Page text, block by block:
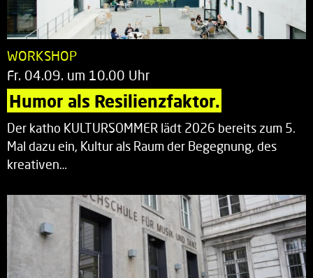
WORKSHOP
Fr. 04.09. um 10.00 Uhr
Humor als Resilienzfaktor.
Der katho KULTURSOMMER lädt 2026 bereits zum 5.
Mal dazu ein, Kultur als Raum der Begegnung, des
kreativen…